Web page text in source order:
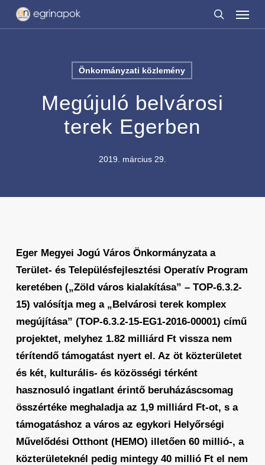
Skip
search
Menu
Önkormányzati közlemény
Megújuló belvárosi
terek Egerben
2019. március 29.
Eger Megyei Jogú Város Önkormányzata a
Terület- és Településfejlesztési Operatív Program
keretében („Zöld város kialakítása” – TOP-6.3.2-
15) valósítja meg a „Belvárosi terek komplex
megújítása” (TOP-6.3.2-15-EG1-2016-00001) című
projektet, melyhez 1.82 milliárd Ft vissza nem
térítendő támogatást nyert el. Az öt közterületet
és két, kulturális- és közösségi térként
hasznosuló ingatlant érintő beruházáscsomag
összértéke meghaladja az 1,9 milliárd Ft-ot, s a
támogatáshoz a város az egykori Helyőrségi
Művelődési Otthont (HEMO) illetően 60 millió-, a
közterületeknél pedig mintegy 40 millió Ft el nem